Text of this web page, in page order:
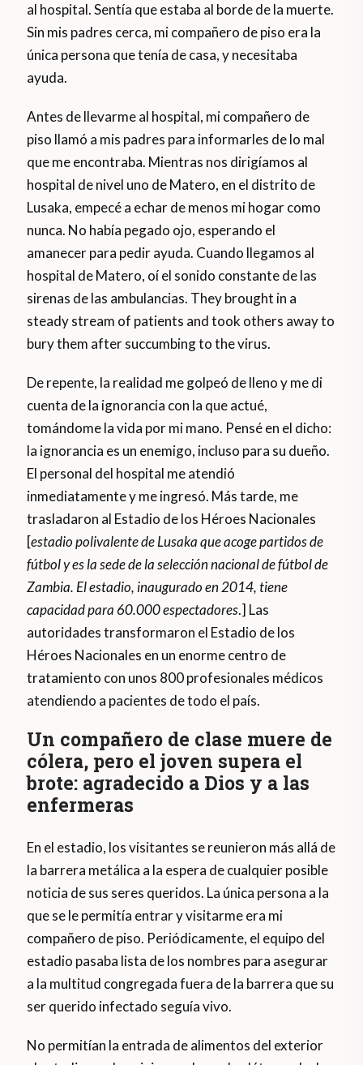
al hospital. Sentía que estaba al borde de la muerte.
Sin mis padres cerca, mi compañero de piso era la
única persona que tenía de casa, y necesitaba
ayuda.
Antes de llevarme al hospital, mi compañero de
piso llamó a mis padres para informarles de lo mal
que me encontraba. Mientras nos dirigíamos al
hospital de nivel uno de Matero, en el distrito de
Lusaka, empecé a echar de menos mi hogar como
nunca. No había pegado ojo, esperando el
amanecer para pedir ayuda. Cuando llegamos al
hospital de Matero, oí el sonido constante de las
sirenas de las ambulancias. They brought in a
steady stream of patients and took others away to
bury them after succumbing to the virus.
De repente, la realidad me golpeó de lleno y me di
cuenta de la ignorancia con la que actué,
tomándome la vida por mi mano. Pensé en el dicho:
la ignorancia es un enemigo, incluso para su dueño.
El personal del hospital me atendió
inmediatamente y me ingresó. Más tarde, me
trasladaron al Estadio de los Héroes Nacionales
[estadio polivalente de Lusaka que acoge partidos de
fútbol y es la sede de la selección nacional de fútbol de
Zambia. El estadio, inaugurado en 2014, tiene
capacidad para 60.000 espectadores.] Las
autoridades transformaron el Estadio de los
Héroes Nacionales en un enorme centro de
tratamiento con unos 800 profesionales médicos
atendiendo a pacientes de todo el país.
Un compañero de clase muere de
cólera, pero el joven supera el
brote: agradecido a Dios y a las
enfermeras
En el estadio, los visitantes se reunieron más allá de
la barrera metálica a la espera de cualquier posible
noticia de sus seres queridos. La única persona a la
que se le permitía entrar y visitarme era mi
compañero de piso. Periódicamente, el equipo del
estadio pasaba lista de los nombres para asegurar
a la multitud congregada fuera de la barrera que su
ser querido infectado seguía vivo.
No permitían la entrada de alimentos del exterior